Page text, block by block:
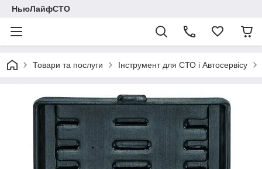
НьюЛайфСТО
Товари та послуги Інструмент для СТО і Автосервісу